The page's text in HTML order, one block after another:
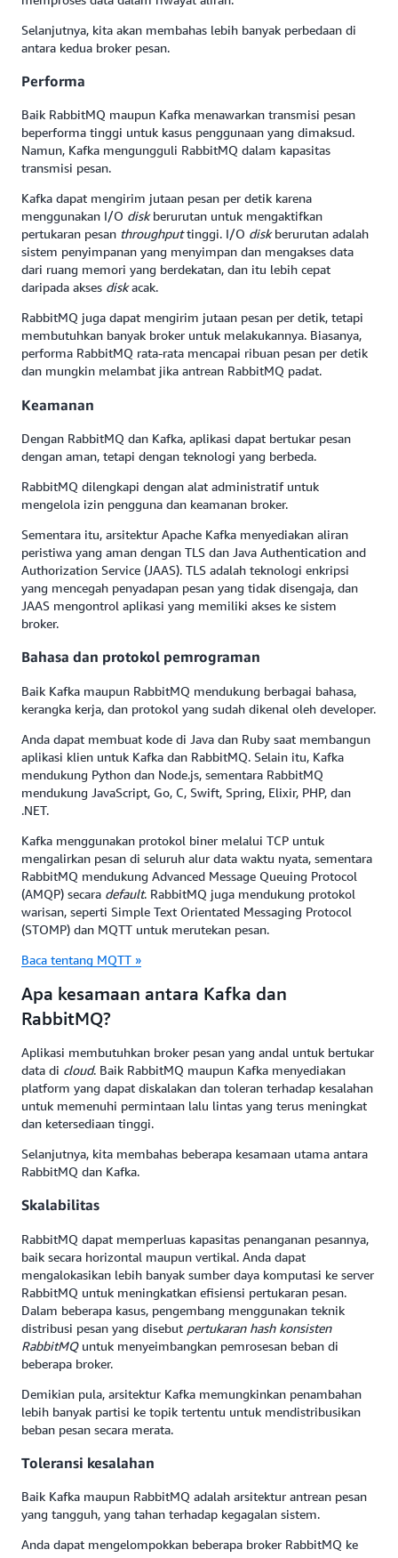
Selanjutnya, kita akan membahas lebih banyak perbedaan di
antara kedua broker pesan.
Performa
Baik RabbitMQ maupun Kafka menawarkan transmisi pesan
beperforma tinggi untuk kasus penggunaan yang dimaksud.
Namun, Kafka mengungguli RabbitMQ dalam kapasitas
transmisi pesan.
Kafka dapat mengirim jutaan pesan per detik karena
menggunakan I/O diskberurutan untuk mengaktifkan
pertukaran pesan throughputtinggi. I/O diskberurutan adalah
sistem penyimpanan yang menyimpan dan mengakses data
dari ruang memori yang berdekatan, dan itu lebih cepat
daripada akses diskacak.
RabbitMQ juga dapat mengirim jutaan pesan per detik, tetapi
membutuhkan banyak broker untuk melakukannya. Biasanya,
performa RabbitMQ rata-rata mencapai ribuan pesan per detik
dan mungkin melambat jika antrean RabbitMQ padat.
Keamanan
Dengan RabbitMQ dan Kafka, aplikasi dapat bertukar pesan
dengan aman, tetapi dengan teknologi yang berbeda.
RabbitMQ dilengkapi dengan alat administratif untuk
mengelola izin pengguna dan keamanan broker.
Sementara itu, arsitektur Apache Kafka menyediakan aliran
peristiwa yang aman dengan TLS dan Java Authentication and
Authorization Service (JAAS). TLS adalah teknologi enkripsi
yang mencegah penyadapan pesan yang tidak disengaja, dan
JAAS mengontrol aplikasi yang memiliki akses ke sistem
broker.
Bahasa dan protokol pemrograman
Baik Kafka maupun RabbitMQ mendukung berbagai bahasa,
kerangka kerja, dan protokol yang sudah dikenal oleh developer.
Anda dapat membuat kode di Java dan Ruby saat membangun
aplikasi klien untuk Kafka dan RabbitMQ. Selain itu, Kafka
mendukung Python dan Node.js, sementara RabbitMQ
mendukung JavaScript, Go, C, Swift, Spring, Elixir, PHP, dan
.NET.
Kafka menggunakan protokol biner melalui TCP untuk
mengalirkan pesan di seluruh alur data waktu nyata, sementara
RabbitMQ mendukung Advanced Message Queuing Protocol
(AMQP) secara default. RabbitMQ juga mendukung protokol
warisan, seperti Simple Text Orientated Messaging Protocol
(STOMP) dan MQTT untuk merutekan pesan.
Baca tentang MQTT »
Apa kesamaan antara Kafka dan
RabbitMQ?
Aplikasi membutuhkan broker pesan yang andal untuk bertukar
data di cloud. Baik RabbitMQ maupun Kafka menyediakan
platform yang dapat diskalakan dan toleran terhadap kesalahan
untuk memenuhi permintaan lalu lintas yang terus meningkat
dan ketersediaan tinggi.
Selanjutnya, kita membahas beberapa kesamaan utama antara
RabbitMQ dan Kafka.
Skalabilitas
RabbitMQ dapat memperluas kapasitas penanganan pesannya,
baik secara horizontal maupun vertikal. Anda dapat
mengalokasikan lebih banyak sumber daya komputasi ke server
RabbitMQ untuk meningkatkan efisiensi pertukaran pesan.
Dalam beberapa kasus, pengembang menggunakan teknik
distribusi pesan yang disebut pertukaran hash konsisten
RabbitMQ untuk menyeimbangkan pemrosesan beban di
beberapa broker.
Demikian pula, arsitektur Kafka memungkinkan penambahan
lebih banyak partisi ke topik tertentu untuk mendistribusikan
beban pesan secara merata.
Toleransi kesalahan
Baik Kafka maupun RabbitMQ adalah arsitektur antrean pesan
yang tangguh, yang tahan terhadap kegagalan sistem.
Anda dapat mengelompokkan beberapa broker RabbitMQ ke